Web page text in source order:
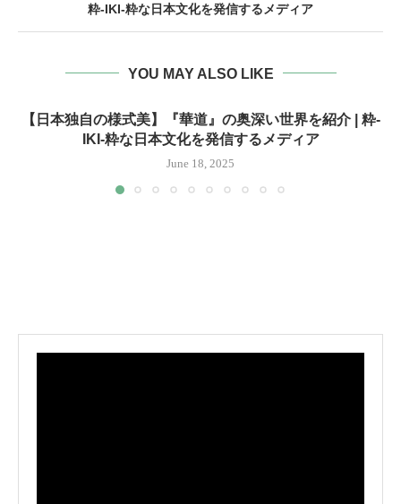
粋-IKI-粋な日本文化を発信するメディア
YOU MAY ALSO LIKE
【日本独自の様式美】『華道』の奥深い世界を紹介 | 粋-
IKI-粋な日本文化を発信するメディア
June 18, 2025